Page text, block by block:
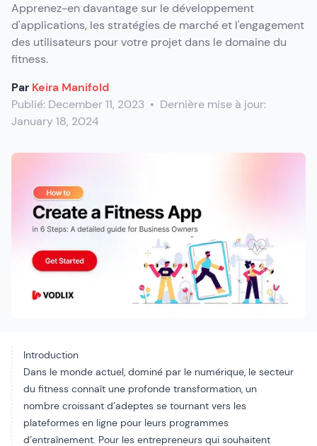
Apprenez-en davantage sur le développement
d'applications, les stratégies de marché et l'engagement
des utilisateurs pour votre projet dans le domaine du
fitness.
Par Keira Manifold
Publié: December 11, 2023 • Dernière mise à jour:
January 18, 2024
Introduction
Dans le monde actuel, dominé par le numérique, le secteur
du fitness connaît une profonde transformation, un
nombre croissant d’adeptes se tournant vers les
plateformes en ligne pour leurs programmes
d’entraînement. Pour les entrepreneurs qui souhaitent